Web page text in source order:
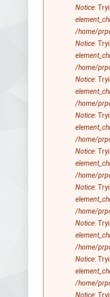
Notice:
/home/
Notice:
/home/
Notice:
/home/
Notice:
/home/
Notice:
/home/
Notice:
/home/
Notice:
/home/
Notice:
/home/
Notice: